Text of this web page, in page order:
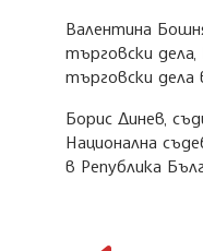
Валентина
търговски
търговски дела
Борис Динев,
Национална
в Република